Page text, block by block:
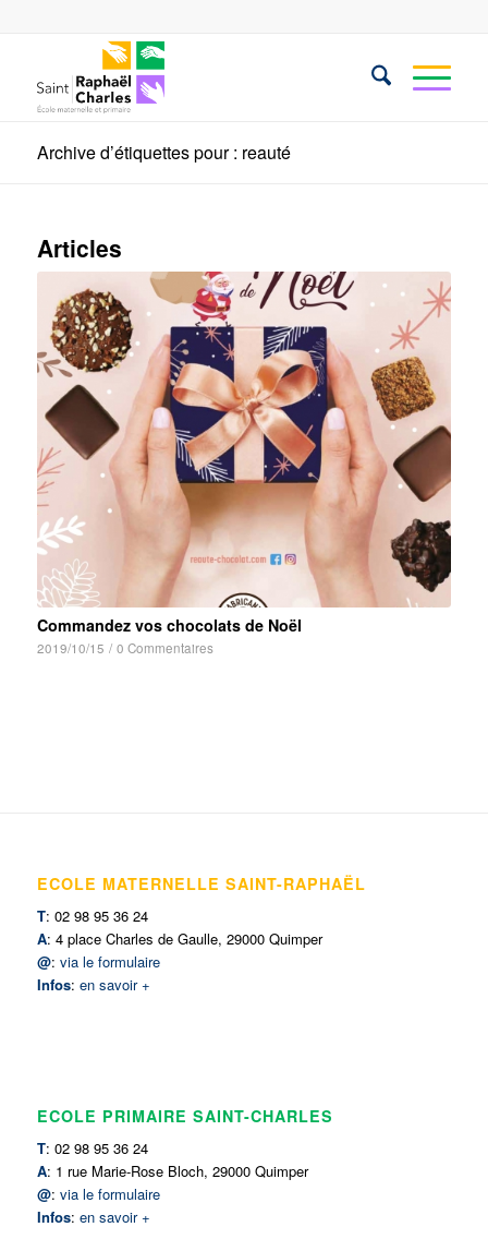
Archive d’étiquettes pour : reauté
Articles
Commandez vos chocolats de Noël
2019/10/15 / 0 Commentaires
ECOLE MATERNELLE SAINT-RAPHAËL
T: 02 98 95 36 24
A: 4 place Charles de Gaulle, 29000 Quimper
@: via le formulaire
Infos: en savoir +
ECOLE PRIMAIRE SAINT-CHARLES
T: 02 98 95 36 24
A: 1 rue Marie-Rose Bloch, 29000 Quimper
@: via le formulaire
Infos: en savoir +